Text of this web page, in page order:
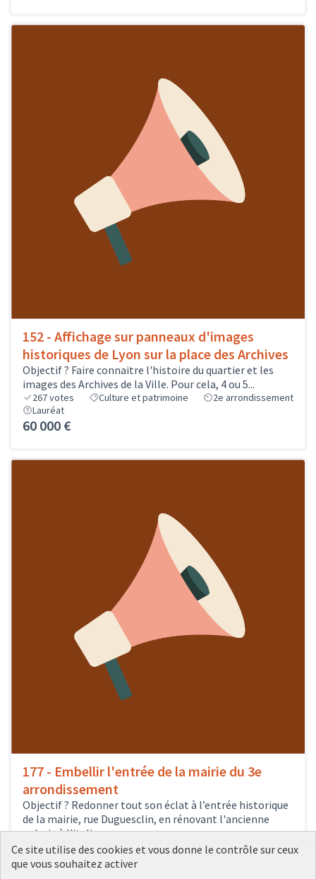
152 - Affichage sur panneaux d'images
historiques de Lyon sur la place des Archives
Objectif ? Faire connaitre l'histoire du quartier et les
images des Archives de la Ville. Pour cela, 4 ou 5...
267votes Culture et patrimoine
2e arrondissement
Lauréat
60 000 €
177 - Embellir l'entrée de la mairie du 3e
arrondissement
Objectif ? Redonner tout son éclat à l’entrée historique
de la mairie, rue Duguesclin, en rénovant l'ancienne
galerie à l'italienne...
242votes Culture et patrimoine 3e arrondissement
20 000 €
Ce site utilise des cookies et vous donne le contrôle sur ceux
que vous souhaitez activer